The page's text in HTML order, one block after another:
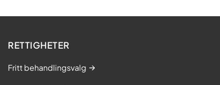
RETTIGHETER
Fritt behandlingsvalg